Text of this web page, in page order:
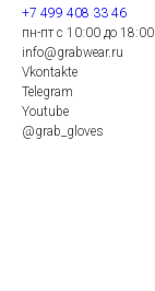
+7 499 408 33 46
пн-пт с 10:00 до 18:00
info@grabwear.ru
Vkontakte
Telegram
Youtube
@grab_gloves